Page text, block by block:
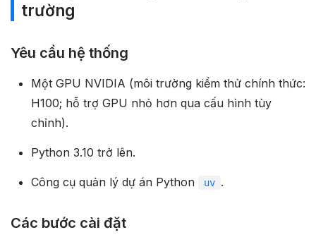
trường
Yêu cầu hệ thống
Một GPU NVIDIA (môi trường kiểm thử chính thức:
H100; hỗ trợ GPU nhỏ hơn qua cấu hình tùy
chỉnh).
Python 3.10 trở lên.
Công cụ quản lý dự án Python uv .
Các bước cài đặt